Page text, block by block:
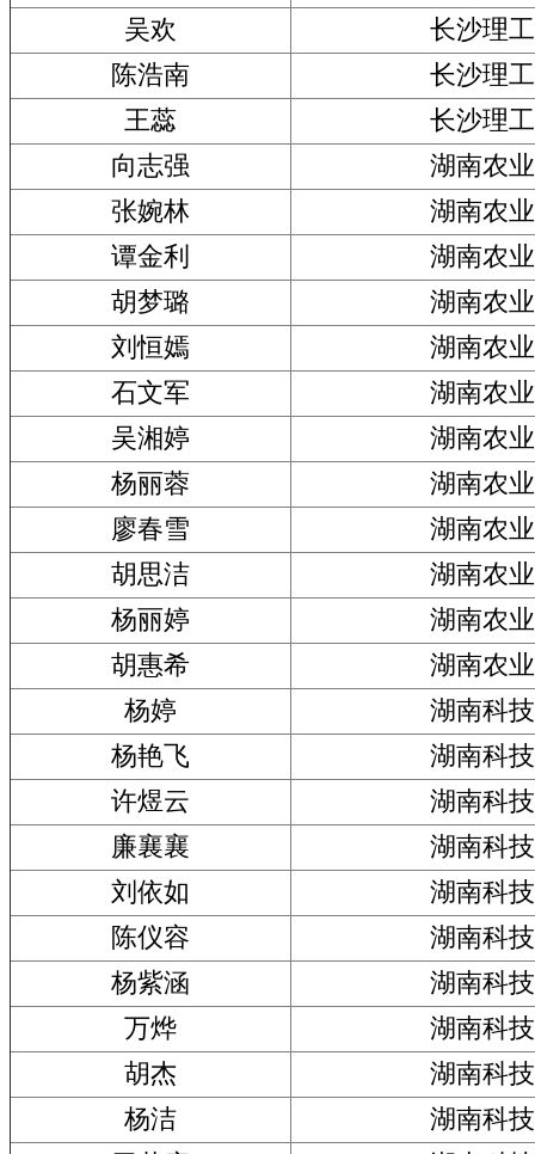
吴欢
长沙理
陈浩南
长沙理
王蕊
长沙理
向志强
湖南农
张婉林
湖南农
谭金利
湖南农
胡梦璐
湖南农
刘恒嫣
湖南农
石文军
湖南农
吴湘婷
湖南农
杨丽蓉
湖南农
廖春雪
湖南农
胡思洁
湖南农
杨丽婷
湖南农
胡惠希
湖南农
杨婷
湖南科
杨艳飞
湖南科
许煜云
湖南科
廉襄襄
湖南科
刘依如
湖南科
陈仪容
湖南科
杨紫涵
湖南科
万烨
湖南科
胡杰
湖南科
杨洁
湖南科